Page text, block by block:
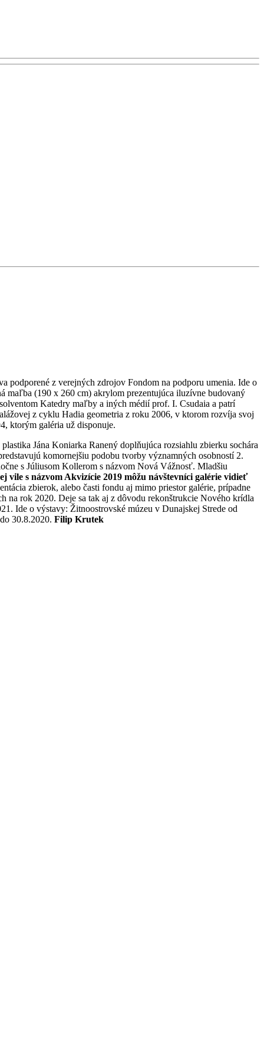
podporené z verejných zdrojov Fondom na podporu umenia. Ide o
maľba (190 x 260 cm) akrylom prezentujúca iluzívne budovaný
Katedry maľby a iných médií prof. I. Csudaia a patrí
z cyklu Hadia geometria z roku 2006, v ktorom rozvíja svoj
ktorým galéria už disponuje.
Jána Koniarka Ranený doplňujúca rozsiahlu zbierku sochára
komornejšiu podobu tvorby významných osobností 2.
s Júliusom Kollerom s názvom Nová Vážnosť. Mladšiu
vile s názvom Akvizície 2019 môžu návštevníci galérie vidieť
zbierok, alebo časti fondu aj mimo priestor galérie, prípadne
na rok 2020. Deje sa tak aj z dôvodu rekonštrukcie Nového krídla
Ide o výstavy: Žitnoostrovské múzeu v Dunajskej Strede od
30.8.2020. Filip Krutek